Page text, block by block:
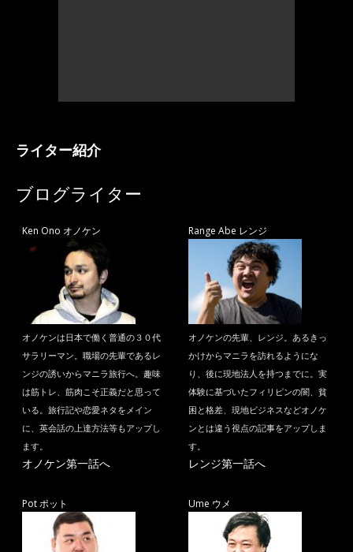
ライター紹介
ブログライター
Ken Ono オノケン
オノケンは日本で働く普通の３０代
サラリーマン。職場の先輩であるレ
ンジの誘いからマニラ旅行へ。趣味
は筋トレ、筋肉こそ正義だと思って
いる。旅行記や恋愛ネタをメイン
に、英会話の上達方法等もアップし
ます。
オノケン第一話へ
Range Abe レンジ
オノケンの先輩、レンジ。あるきっ
かけからマニラを訪れるようにな
り、後に現地法人を持つまでに。実
体験に基づいたフィリピンの闇、貧
困と格差、現地ビジネスなどオノケ
ンとは違う視点の記事をアップしま
す。
レンジ第一話へ
Pot ポット Ume ウメ